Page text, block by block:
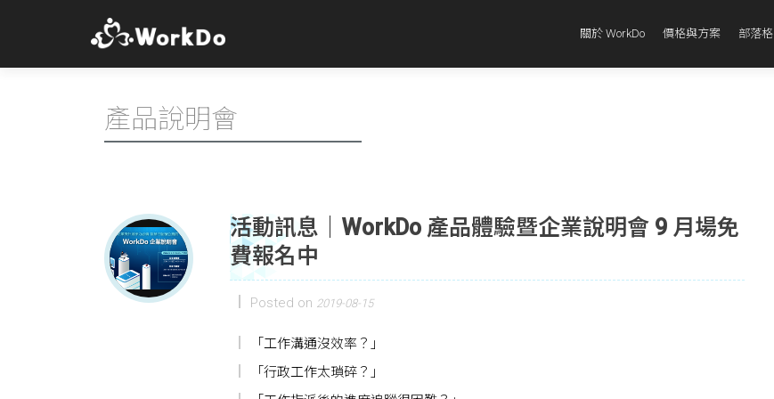
關於 WorkDo 價格與方案 部落格
產品說明會
活動訊息｜WorkDo 產品體驗暨企業說明會 9 月場免
費報名中
Posted on 2019-08-15
「工作溝通沒效率？」
「行政工作太瑣碎？」